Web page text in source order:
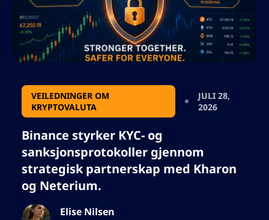
VEILEDNINGER OM
KRYPTOVALUTA
JULI 28,
2026
Binance styrker KYC- og
sanksjonsprotokoller gjennom
strategisk partnerskap med Kharon
og Neterium.
Elise Nilsen